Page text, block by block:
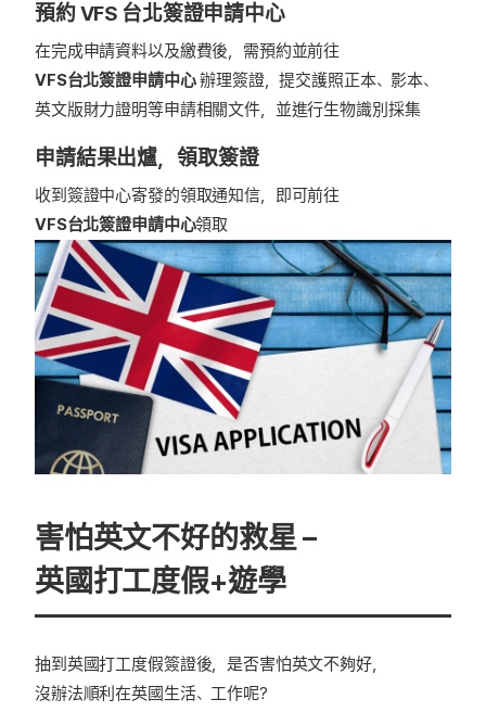
預約 VFS 台北簽證申請中心
在完成申請資料以及繳費後，需預約並前往
VFS台北簽證申請中心辦理簽證，提交護照正本、影本、
英文版財力證明等申請相關文件，並進行生物識別採集
申請結果出爐，領取簽證
收到簽證中心寄發的領取通知信，即可前往
VFS台北簽證申請中心領取
害怕英文不好的救星 –
英國打工度假+遊學
抽到英國打工度假簽證後，是否害怕英文不夠好，
沒辦法順利在英國生活、工作呢?